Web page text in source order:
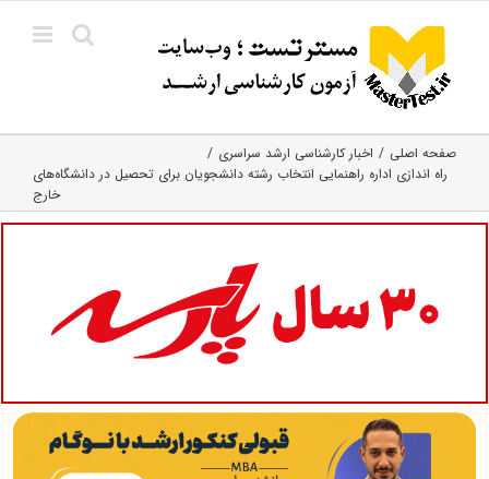
content
صفحه اصلی
اخبار کارشناسی ارشد سراسری
راه اندازی اداره راهنمایی انتخاب رشته دانشجویان برای تحصیل در دانشگاه‌های
خارج